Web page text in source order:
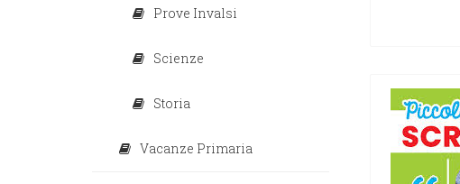
Prove Invalsi
Scienze
Storia
Vacanze Primaria